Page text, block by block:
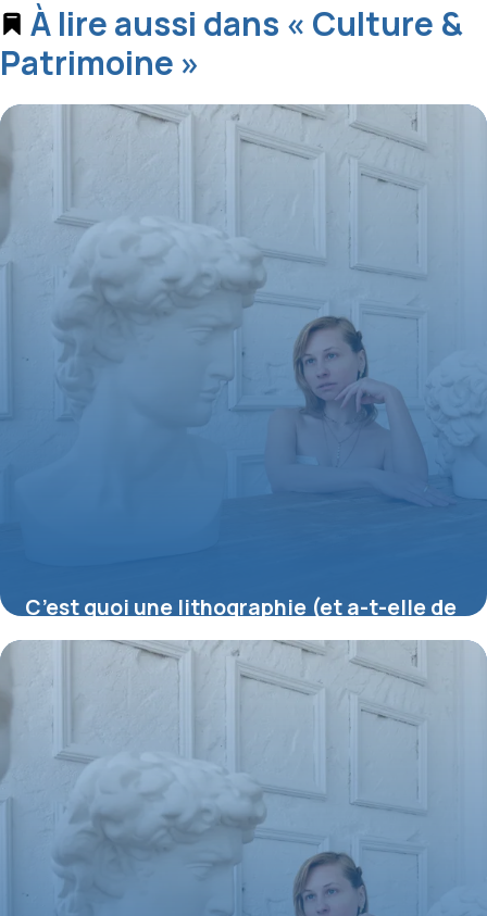
À lire aussi dans « Culture &
Patrimoine »
C’est quoi une lithographie (et a-t-elle de
la valeur) ?